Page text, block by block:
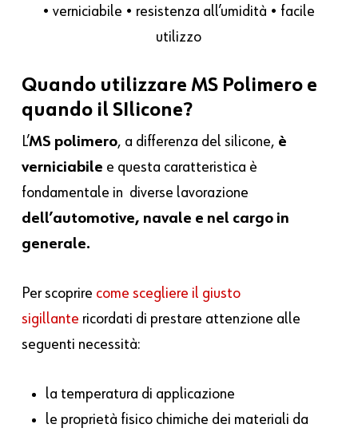
• verniciabile • resistenza all’umidità • facile
utilizzo
Quando utilizzare MS Polimero e
quando il SIlicone?
L’MS polimero, a differenza del silicone, è
verniciabile e questa caratteristica è
fondamentale in diverse lavorazione
dell’automotive, navale e nel cargo in
generale.
Per scoprire come scegliere il giusto
sigillante ricordati di prestare attenzione alle
seguenti necessità:
la temperatura di applicazione
le proprietà fisico chimiche dei materiali da